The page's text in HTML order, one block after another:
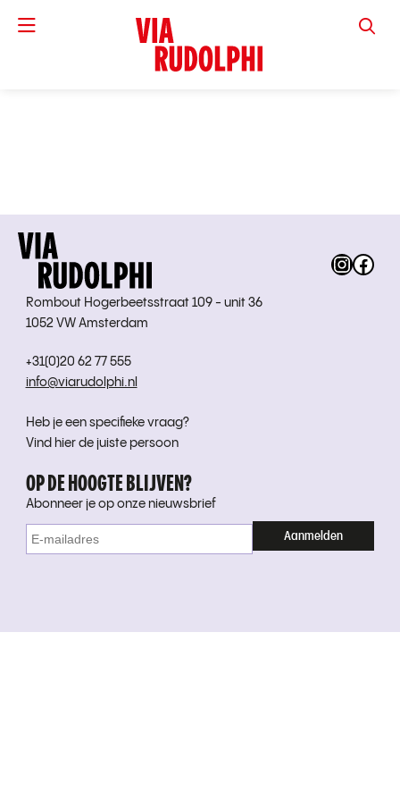
VIA
Rombout Hogerbeetsstraat 109 - unit 36
1052 VW Amsterdam
+31(0)20 62 77 555
info@viarudolphi.nl
Heb je een specifieke vraag?
Vind hier de juiste persoon
OP DE HOOGTE BLIJVEN?
Abonneer je op onze nieuwsbrief